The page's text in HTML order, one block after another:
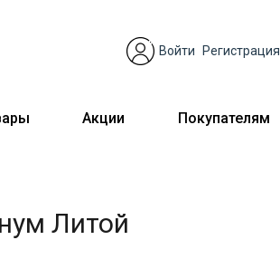
Войти Регистрация
Акции Покупателям
Литой